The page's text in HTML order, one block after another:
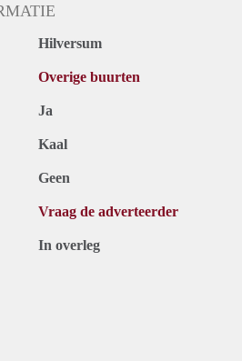
Hilversum
Overige buurten
Ja
Kaal
Geen
Vraag de adverteerder
In overleg